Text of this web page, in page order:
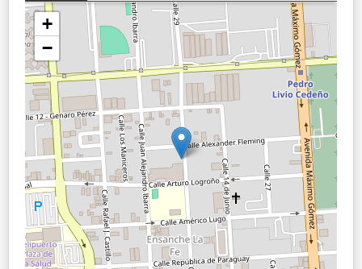
+
−